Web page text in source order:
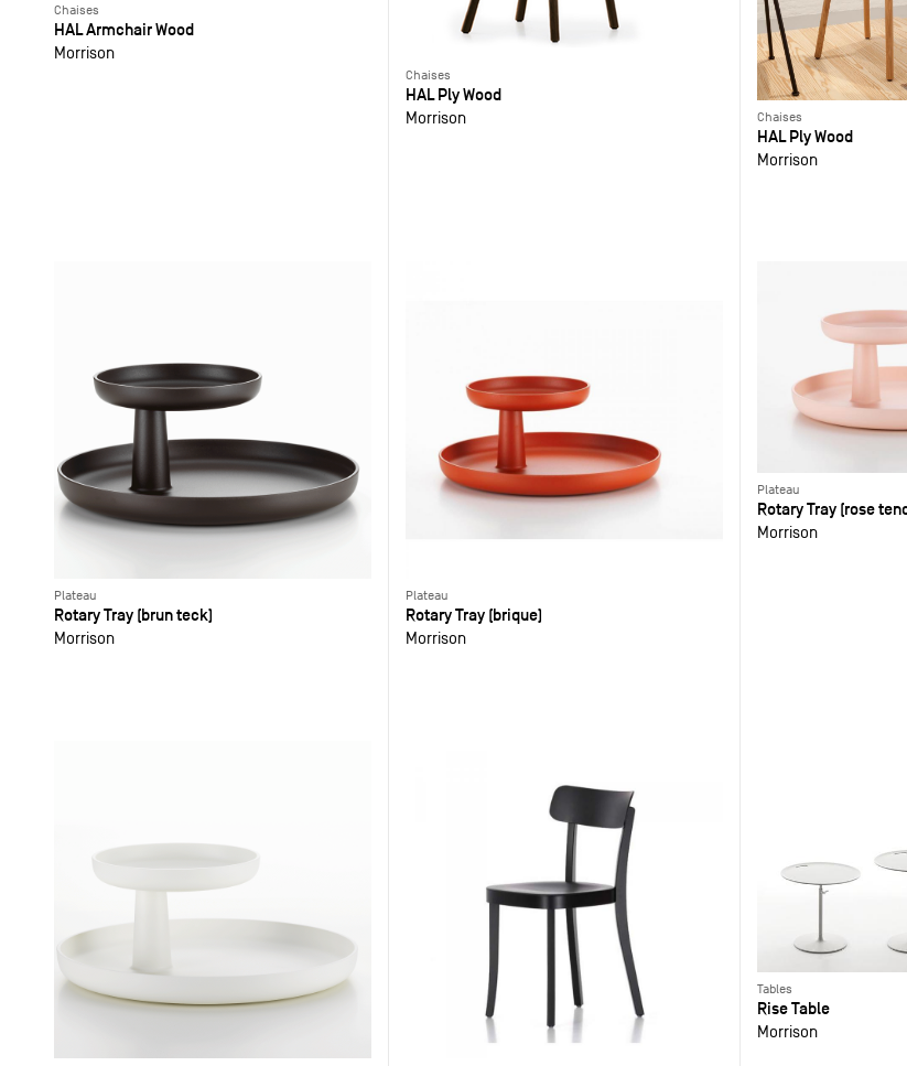
Chaises
HAL Armchair Wood
Morrison
Chaises
HAL Ply Wood
Morrison Chaises
HAL Ply Wood
Morrison
Plateau
Rotary Tray (brun teck)
Morrison
Plateau
Rotary Tray (brique)
Morrison
Plateau
Rotary Tray (rose
Morrison
Tables
Rise Table
Morrison